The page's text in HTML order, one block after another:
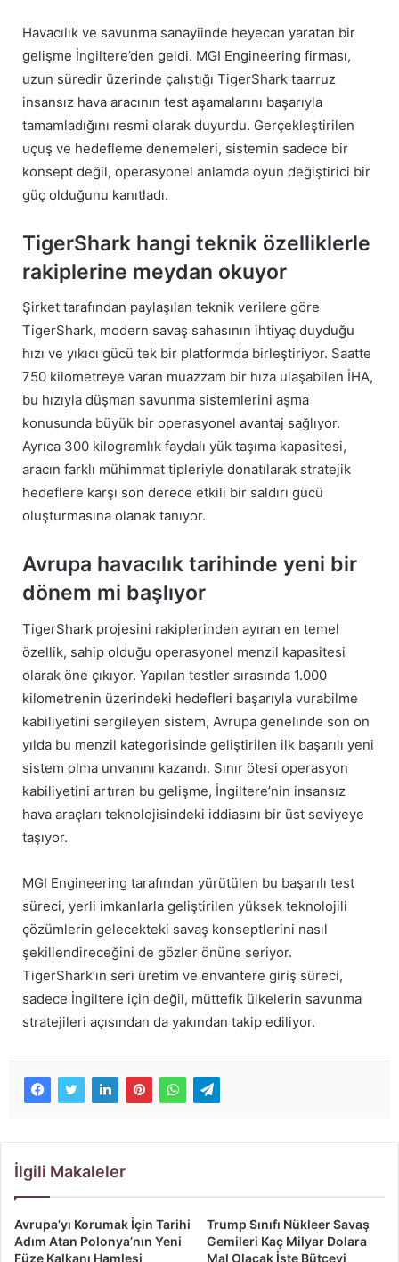
Havacılık ve savunma sanayiinde heyecan yaratan bir
gelişme İngiltere’den geldi. MGI Engineering firması,
uzun süredir üzerinde çalıştığı TigerShark taarruz
insansız hava aracının test aşamalarını başarıyla
tamamladığını resmi olarak duyurdu. Gerçekleştirilen
uçuş ve hedefleme denemeleri, sistemin sadece bir
konsept değil, operasyonel anlamda oyun değiştirici bir
güç olduğunu kanıtladı.
TigerShark hangi teknik özelliklerle
rakiplerine meydan okuyor
Şirket tarafından paylaşılan teknik verilere göre
TigerShark, modern savaş sahasının ihtiyaç duyduğu
hızı ve yıkıcı gücü tek bir platformda birleştiriyor. Saatte
750 kilometreye varan muazzam bir hıza ulaşabilen İHA,
bu hızıyla düşman savunma sistemlerini aşma
konusunda büyük bir operasyonel avantaj sağlıyor.
Ayrıca 300 kilogramlık faydalı yük taşıma kapasitesi,
aracın farklı mühimmat tipleriyle donatılarak stratejik
hedeflere karşı son derece etkili bir saldırı gücü
oluşturmasına olanak tanıyor.
Avrupa havacılık tarihinde yeni bir
dönem mi başlıyor
TigerShark projesini rakiplerinden ayıran en temel
özellik, sahip olduğu operasyonel menzil kapasitesi
olarak öne çıkıyor. Yapılan testler sırasında 1.000
kilometrenin üzerindeki hedefleri başarıyla vurabilme
kabiliyetini sergileyen sistem, Avrupa genelinde son on
yılda bu menzil kategorisinde geliştirilen ilk başarılı yeni
sistem olma unvanını kazandı. Sınır ötesi operasyon
kabiliyetini artıran bu gelişme, İngiltere’nin insansız
hava araçları teknolojisindeki iddiasını bir üst seviyeye
taşıyor.
MGI Engineering tarafından yürütülen bu başarılı test
süreci, yerli imkanlarla geliştirilen yüksek teknolojili
çözümlerin gelecekteki savaş konseptlerini nasıl
şekillendireceğini de gözler önüne seriyor.
TigerShark’ın seri üretim ve envantere giriş süreci,
sadece İngiltere için değil, müttefik ülkelerin savunma
stratejileri açısından da yakından takip ediliyor.
İlgili Makaleler
Avrupa’yı Korumak İçin Tarihi
Adım Atan Polonya’nın Yeni
Füze Kalkanı Hamlesi
Trump Sınıfı Nükleer Savaş
Gemileri Kaç Milyar Dolara
Mal Olacak İşte Bütçeyi